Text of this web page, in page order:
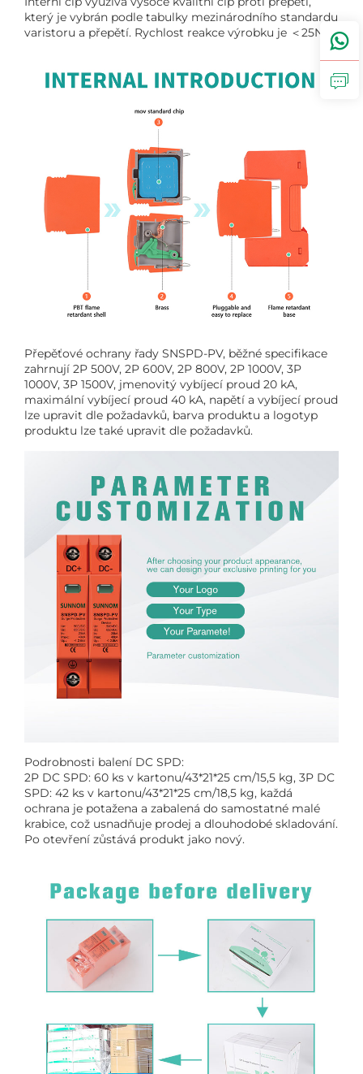
který je vybrán podle tabulky mezinárodního standardu
varistoru a přepětí. Rychlost reakce výrobku je ＜25NS.
Přepěťové ochrany řady SNSPD-PV, běžné specifikace
zahrnují 2P 500V, 2P 600V, 2P 800V, 2P 1000V, 3P
1000V, 3P 1500V, jmenovitý vybíjecí proud 20 kA,
maximální vybíjecí proud 40 kA, napětí a vybíjecí proud
lze upravit dle požadavků, barva produktu a logotyp
produktu lze také upravit dle požadavků.
Podrobnosti balení DC SPD:
2P DC SPD: 60 ks v kartonu/43*21*25 cm/15,5 kg, 3P DC
SPD: 42 ks v kartonu/43*21*25 cm/18,5 kg, každá
ochrana je potažena a zabalená do samostatné malé
krabice, což usnadňuje prodej a dlouhodobé skladování.
Po otevření zůstává produkt jako nový.